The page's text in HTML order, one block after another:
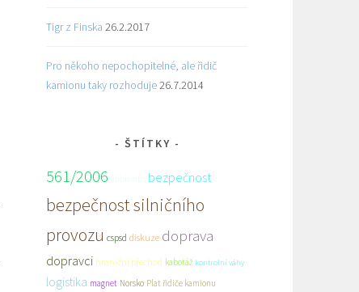
Tigr z Finska 26.2.2017
Pro někoho nepochopitelné, ale řidič
kamionu taky rozhoduje26.7.2014
ŠTÍTKY
561/2006 bezpečnost
bezpečnost silničního
provozu cspsd diskuze doprava
dopravci hraniční přechod kabotáž kontrolní váhy
logistika magnet Norsko Plat řidiče kamionu